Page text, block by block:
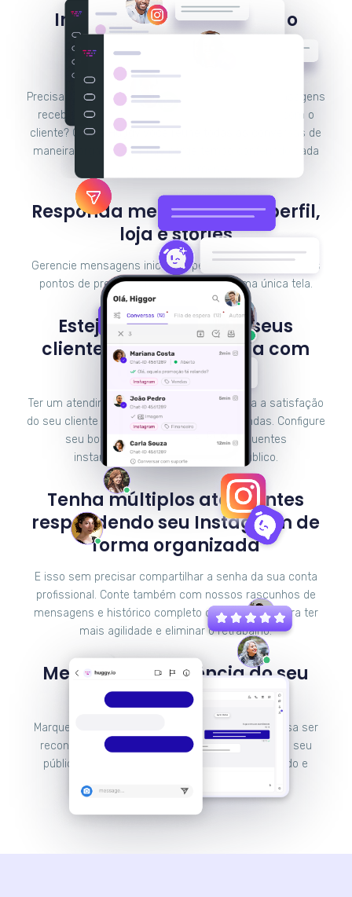
Integre o Instagram com o
Facebook Messenger e
WhatsApp
Precisa de uma plataforma para responder às mensagens
recebidas por todos os seus canais de contato com o
cliente? Com a Huggy você reúne todas as conversas de
maneira organizada e não perde tempo conferindo cada
Responda mensagens do perfil,
loja e stories
Gerencie mensagens iniciadas pelos usuários em vários
pontos de presença no Instagram em uma única tela.
Esteja presente para seus
clientes 24 horas por dia com
chatbots
Ter um atendimento em tempo real aumenta a satisfação
do seu cliente e, consequentemente, as vendas. Configure
seu bot para responder dúvidas frequentes
instantaneamente e fidelize seu público.
Tenha múltiplos atendentes
respondendo seu Instagram de
forma organizada
E isso sem precisar compartilhar a senha da sua conta
profissional. Conte também com nossos rascunhos de
mensagens e histórico completo de interações para ter
mais agilidade e eliminar o retrabalho.
Melhore a experiência do seu
cliente e venda mais
Marque presença no Instagram e faça sua empresa ser
reconhecida pela experiência que proporciona ao seu
público através de um atendimento personalizado e